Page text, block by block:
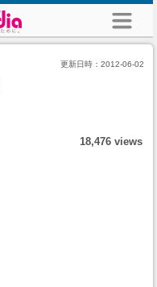
更新日時： 2012-06-02
18,476 views